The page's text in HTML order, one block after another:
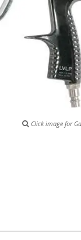
Click image for